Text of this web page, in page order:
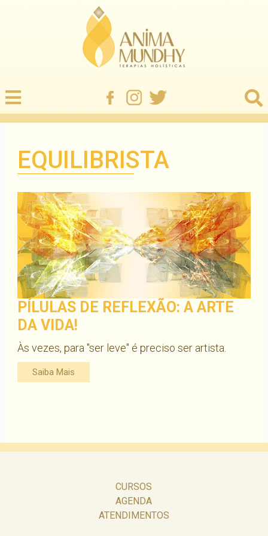
EQUILIBRISTA
PÍLULAS DE REFLEXÃO: A ARTE
DA VIDA!
Às vezes, para "ser leve" é preciso ser artista.
Saiba Mais
CURSOS
AGENDA
ATENDIMENTOS